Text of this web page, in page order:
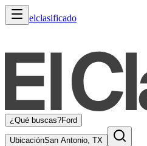
elclasificado
¿Qué buscas?Ford
UbicaciónSan Antonio, TX